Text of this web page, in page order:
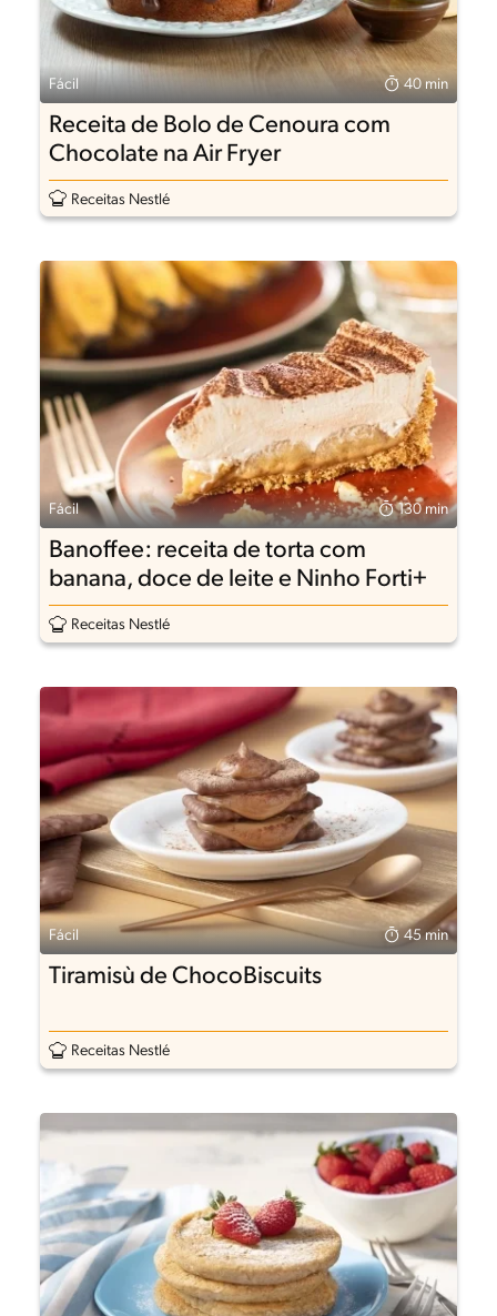
Fácil 40 min
Receita de Bolo de Cenoura com
Chocolate na Air Fryer
Receitas Nestlé
Fácil 130 min
Banoffee: receita de torta com
banana, doce de leite e Ninho Forti+
Receitas Nestlé
Fácil 45 min
Tiramisù de ChocoBiscuits
Receitas Nestlé